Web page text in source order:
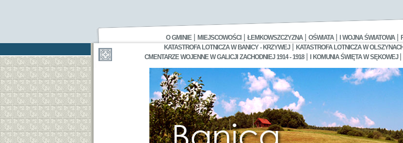
O GMINIE MIEJSCOWOŚCI ŁEMKOWSZCZYZNA| OŚWIATA| I WOJNA ŚWIATOWA|
KATASTROFA LOTNICZA W BANICY - KRZYWEJ| KATASTROFA LOTNICZA W OLSZYNACH
CMENTARZE WOJENNE W GALICJI ZACHODNIEJ 1914 - 1918| I KOMUNIA ŚWIĘTA W SĘKOWEJ